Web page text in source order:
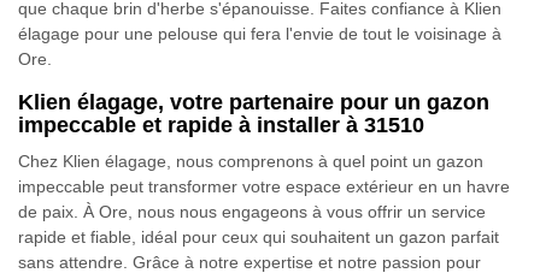
que chaque brin d'herbe s'épanouisse. Faites confiance à Klien
élagage pour une pelouse qui fera l'envie de tout le voisinage à
Ore.
Klien élagage, votre partenaire pour un gazon
impeccable et rapide à installer à 31510
Chez Klien élagage, nous comprenons à quel point un gazon
impeccable peut transformer votre espace extérieur en un havre
de paix. À Ore, nous nous engageons à vous offrir un service
rapide et fiable, idéal pour ceux qui souhaitent un gazon parfait
sans attendre. Grâce à notre expertise et notre passion pour